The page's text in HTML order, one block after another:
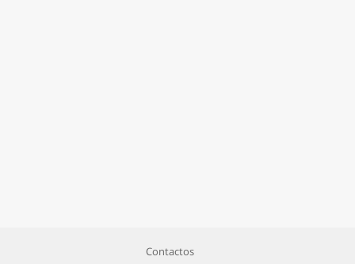
Contactos